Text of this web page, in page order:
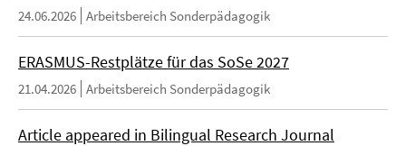
24.06.2026 Arbeitsbereich Sonderpädagogik
ERASMUS-Restplätze für das SoSe 2027
21.04.2026 Arbeitsbereich Sonderpädagogik
Article appeared in Bilingual Research Journal